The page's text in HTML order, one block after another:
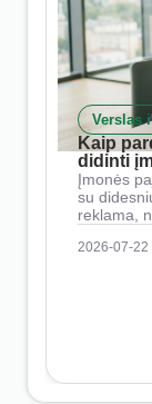
Verslas
Kaip
didinti
Įmonės
su
reklama,
2026-07-22